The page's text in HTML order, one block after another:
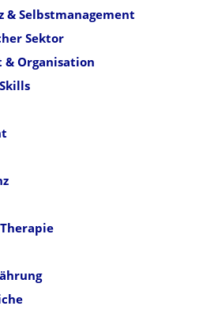
& Selbstmanagement
Sektor
& Organisation